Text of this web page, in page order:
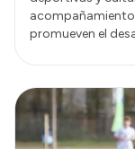
acompañamiento
promueven el